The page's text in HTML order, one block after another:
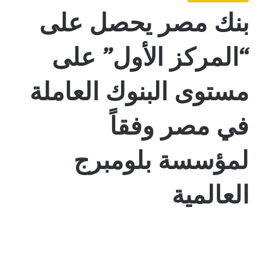
بنك مصر يحصل على
“المركز الأول” على
مستوى البنوك العاملة
في مصر وفقاً
لمؤسسة بلومبرج
العالمية